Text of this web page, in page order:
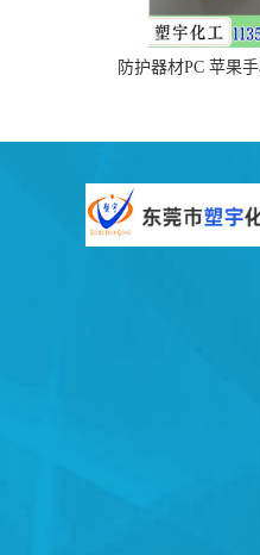
防护器材PC 苹果